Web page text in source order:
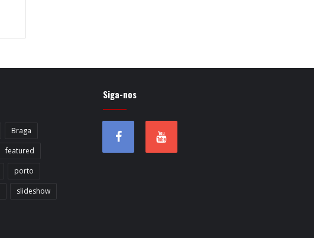
Braga
featured
porto
slideshow
Siga-nos